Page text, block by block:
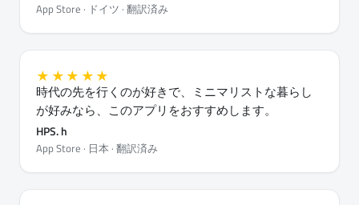
App Store · ドイツ · 翻訳済み
★★★★★
時代の先を行くのが好きで、ミニマリストな暮らし
が好みなら、このアプリをおすすめします。
HPS. h
App Store · 日本 · 翻訳済み